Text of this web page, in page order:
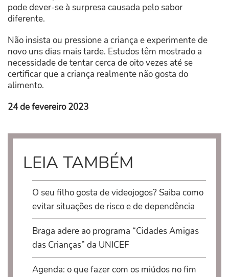
pode dever-se à surpresa causada pelo sabor
diferente.
Não insista ou pressione a criança e experimente de
novo uns dias mais tarde. Estudos têm mostrado a
necessidade de tentar cerca de oito vezes até se
certificar que a criança realmente não gosta do
alimento.
24 de fevereiro 2023
LEIA TAMBÉM
O seu filho gosta de videojogos? Saiba como
evitar situações de risco e de dependência
Braga adere ao programa “Cidades Amigas
das Crianças” da UNICEF
Agenda: o que fazer com os miúdos no fim